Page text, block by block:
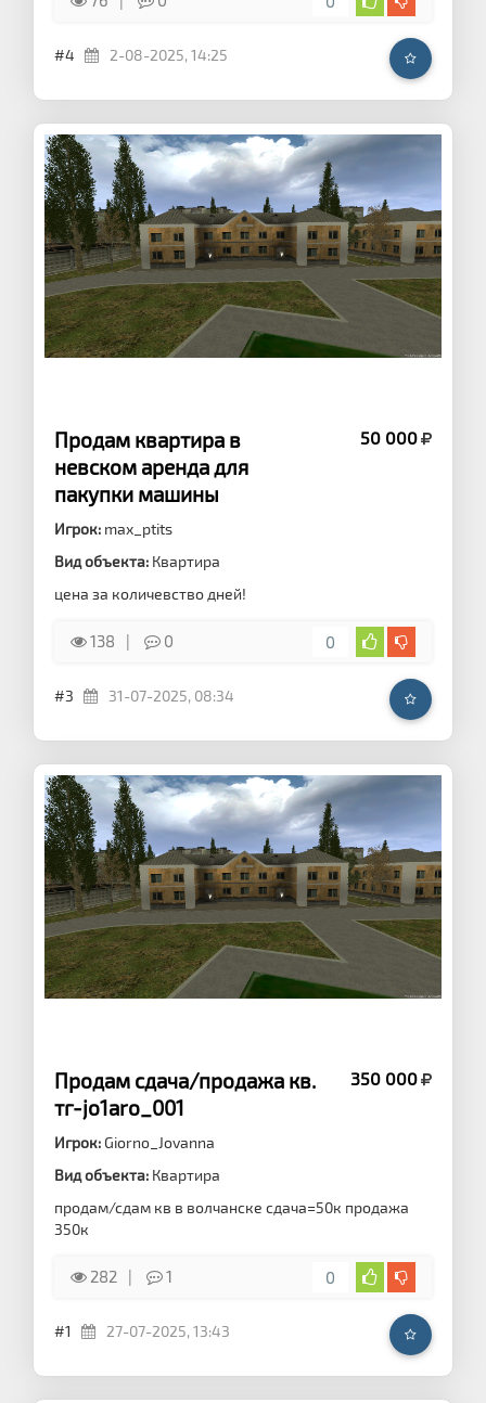
#4 2-08-2025, 14:25
Продам квартира в
невском аренда для
пакупки машины
50 000
Игрок: max_ptits
Вид объекта: Квартира
цена за количевство дней!
138 0 0
#3 31-07-2025, 08:34
Продам сдача/продажа кв.
тг-jo1aro_001
350 000
Игрок: Giorno_Jovanna
Вид объекта: Квартира
продам/сдам кв в волчанске сдача=50к продажа
350к
282 1 0
#1 27-07-2025, 13:43